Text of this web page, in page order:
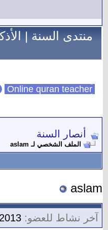
منتدى السنة|
Online quran teacher
أنصار السنة
الملف الشخصي لـ aslam
aslam
آخر نشاط للعضو: